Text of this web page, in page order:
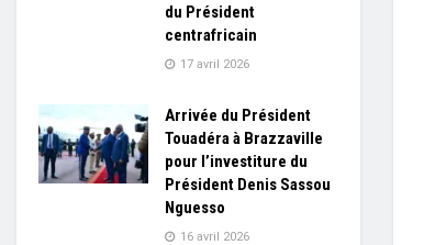
du Président
centrafricain
17 avril 2026
Arrivée du Président
Touadéra à Brazzaville
pour l’investiture du
Président Denis Sassou
Nguesso
16 avril 2026